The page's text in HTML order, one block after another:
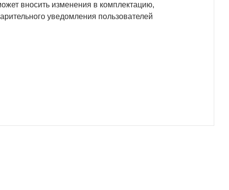
вносить изменения в комплектацию,
уведомления пользователей